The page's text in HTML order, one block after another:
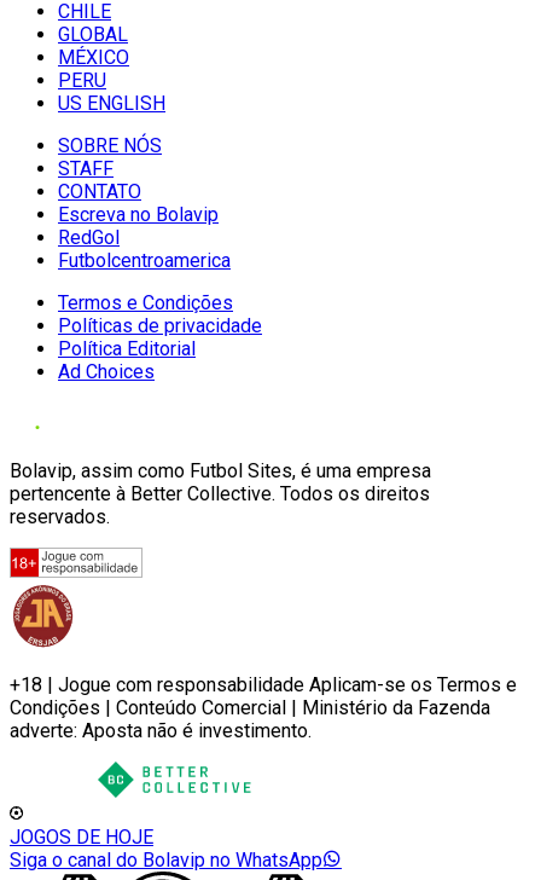
CHILE
GLOBAL
MÉXICO
PERU
US ENGLISH
SOBRE NÓS
STAFF
CONTATO
Escreva no Bolavip
RedGol
Futbolcentroamerica
Termos e Condições
Políticas de privacidade
Política Editorial
Ad Choices
Bolavip, assim como Futbol Sites, é uma empresa
pertencente à Better Collective. Todos os direitos
reservados.
+18 | Jogue com responsabilidade Aplicam-se os Termos e
Condições | Conteúdo Comercial | Ministério da Fazenda
adverte: Aposta não é investimento.
JOGOS DE HOJE
Siga o canal do Bolavip no WhatsApp